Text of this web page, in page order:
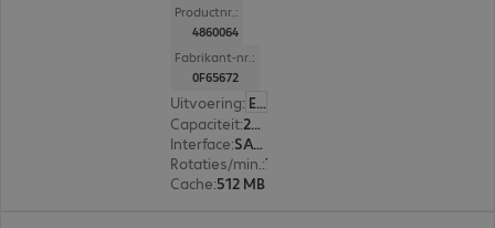
Productnr.:
4860064
Fabrikant-nr.:
0F65672
Uitvoering: Europa
Capaciteit: 26 TB
Interface:
SATA 3.0 (6 Gbit/s) 8,9 cm (3,5")
Rotaties/min. :
Cache:512 MB